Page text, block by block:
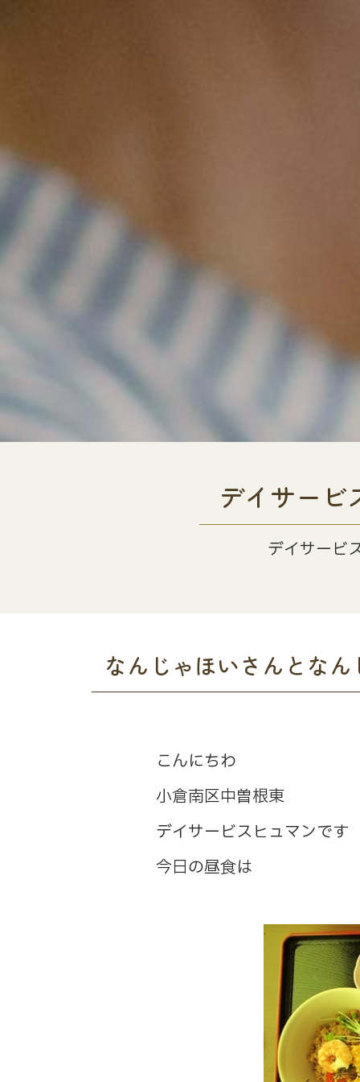
デイサービ
デイサービ
なんじゃほいさんとな
こんにちわ
小倉南区中曽根東
デイサービスヒュマンです
今日の昼食は